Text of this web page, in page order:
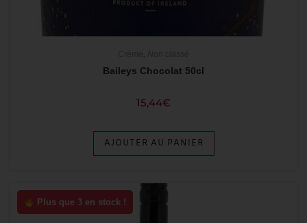
,
Baileys Chocolat 50cl
15,44€
AJOUTER AU PANIER
Plus que 3 en stock !